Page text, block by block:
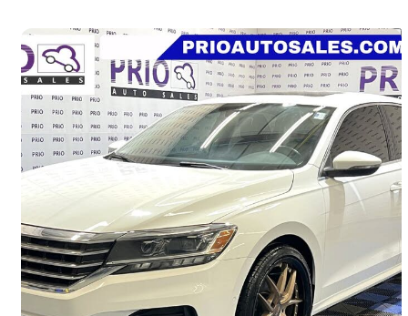
2020 Volkswagen Passat